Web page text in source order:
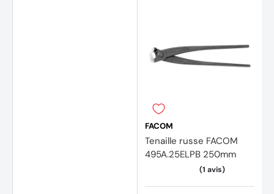
FACOM
Tenaille russe FACOM
495A.25ELPB 250mm